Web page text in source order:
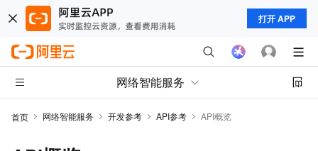
打开 APP
网络智能服务
首页 网络智能服务 开发参考 API参考 API概览